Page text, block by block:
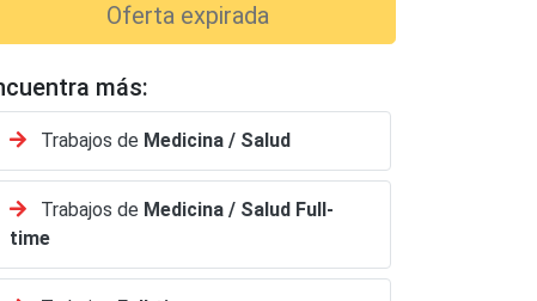
Oferta expirada
más:
Trabajos de Medicina / Salud
Trabajos de Medicina / Salud Full-
time